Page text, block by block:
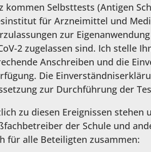
kommen Selbsttests (Antigen
für Arzneimittel und
zur
2 zugelassen sind. Ich stelle
Anschreiben und die
Die
zur Durchführung der
zu diesen Ereignissen stehen
der Schule und
für alle Beteiligten zusammen: